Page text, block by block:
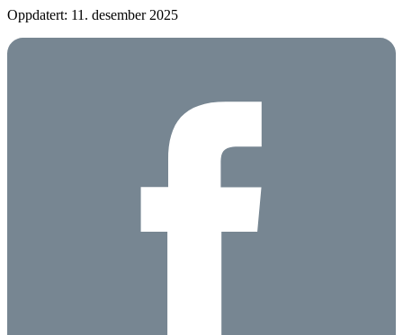
Oppdatert: 11. desember 2025